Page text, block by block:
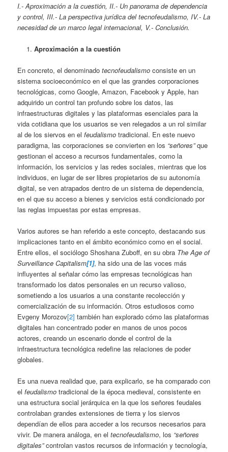
I.- Aproximación a la cuestión, II.- Un panorama de dependencia
y control, III.-La perspectiva jurídica del tecnofeudalismo, IV.- La
necesidad de un marco legal internacional, V.- Conclusión.
Aproximación a la cuestión
En concreto, el denominadotecnofeudalismo consiste en un
sistema socioeconómico en el que las grandes corporaciones
tecnológicas, como Google, Amazon, Facebook y Apple, han
adquirido un control tan profundo sobre los datos, las
infraestructuras digitales y las plataformas esenciales para la
vida cotidiana que los usuarios se ven relegados a un rol similar
al de los siervos en elfeudalismo tradicional. En este nuevo
paradigma, las corporaciones se convierten en los “señores”que
gestionan el acceso a recursos fundamentales, como la
información, los servicios y las redes sociales, mientras que los
individuos, en lugar de ser libres propietarios de su autonomía
digital, se ven atrapados dentro de un sistema de dependencia,
en el que su acceso a bienes y servicios está condicionado por
las reglas impuestas por estas empresas.
Varios autores se han referido a este concepto, destacando sus
implicaciones tanto en el ámbito económico como en el social.
Entre ellos, el sociólogo Shoshana Zuboff, en su obra The Age of
Surveillance Capitalism[1], ha sido una de las voces más
influyentes al señalar cómo las empresas tecnológicas han
transformado los datos personales en un recurso valioso,
sometiendo a los usuarios a una constante recolección y
comercialización de su información. Otros estudiosos como
Evgeny Morozov[2] también han explorado cómo las plataformas
digitales han concentrado poder en manos de unos pocos
actores, creando un escenario donde el control de la
infraestructura tecnológica redefine las relaciones de poder
globales.
Es una nueva realidad que, para explicarlo, se ha comparado con
elfeudalismo tradicional de la época medieval, consistente en
una estructura social jerárquica en la que los señores feudales
controlaban grandes extensiones de tierra y los siervos
dependían de ellos para acceder a los recursos necesarios para
vivir. De manera análoga, en eltecnofeudalismo, los “señores
digitales”controlan vastos recursos de información y tecnología,